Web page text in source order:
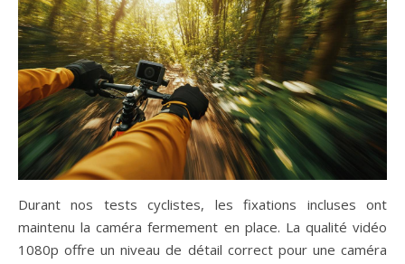
Durant nos tests cyclistes, les fixations incluses ont
maintenu la caméra fermement en place. La qualité vidéo
1080p offre un niveau de détail correct pour une caméra